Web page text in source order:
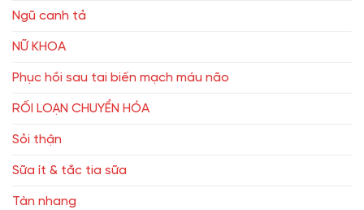
Ngũ canh tả
NỮ KHOA
Phục hồi sau tai biến mạch máu não
RỐI LOẠN CHUYỂN HÓA
Sỏi thận
Sữa ít & tắc tia sữa
Tàn nhang